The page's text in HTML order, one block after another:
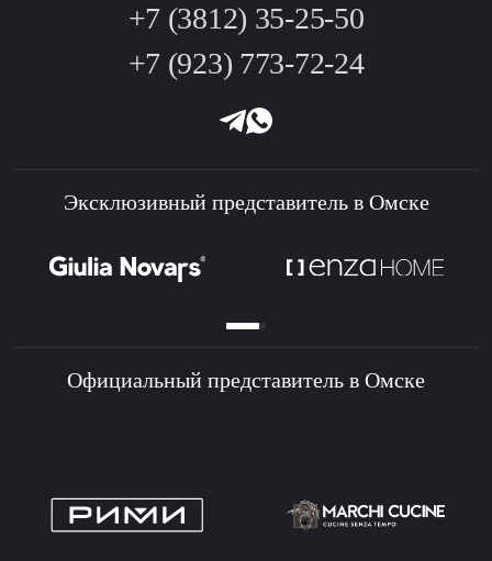
+7 (3812) 35-25-50
+7 (923) 773-72-24
Эксклюзивный представитель в Омске
Официальный представитель в Омске